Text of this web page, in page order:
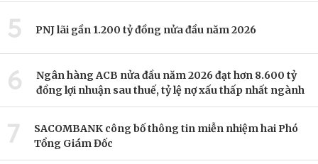
5 PNJ lãi gần 1.200 tỷ đồng nửa đầu năm 2026
6
Ngân hàng ACB nửa đầu năm 2026 đạt hơn 8.600 tỷ
đồng lợi nhuận sau thuế, tỷ lệ nợ xấu thấp nhất ngành
7
SACOMBANK công bố thông tin miễn nhiệm hai Phó
Tổng Giám Đốc